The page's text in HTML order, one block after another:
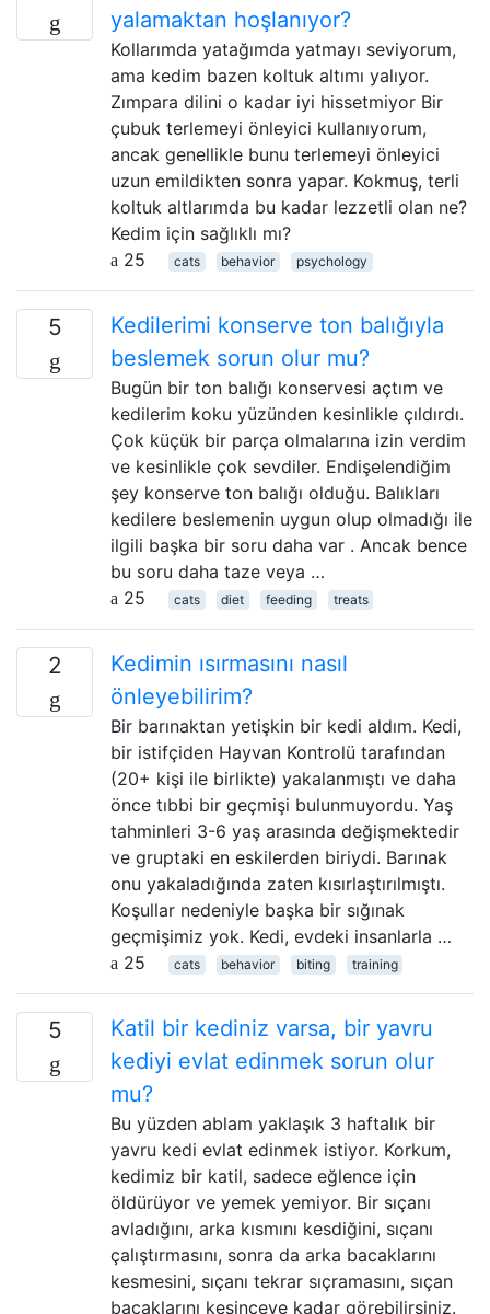
yalamaktan hoşlanıyor?
Kollarımda yatağımda yatmayı seviyorum,
ama kedim bazen koltuk altımı yalıyor.
Zımpara dilini o kadar iyi hissetmiyor Bir
çubuk terlemeyi önleyici kullanıyorum,
ancak genellikle bunu terlemeyi önleyici
uzun emildikten sonra yapar. Kokmuş, terli
koltuk altlarımda bu kadar lezzetli olan ne?
Kedim için sağlıklı mı?
25
cats behavior psychology
5
Kedilerimi konserve ton balığıyla
beslemek sorun olur mu?
Bugün bir ton balığı konservesi açtım ve
kedilerim koku yüzünden kesinlikle çıldırdı.
Çok küçük bir parça olmalarına izin verdim
ve kesinlikle çok sevdiler. Endişelendiğim
şey konserve ton balığı olduğu. Balıkları
kedilere beslemenin uygun olup olmadığı ile
ilgili başka bir soru daha var . Ancak bence
bu soru daha taze veya …
25
cats diet feeding treats
2
Kedimin ısırmasını nasıl
önleyebilirim?
Bir barınaktan yetişkin bir kedi aldım. Kedi,
bir istifçiden Hayvan Kontrolü tarafından
(20+ kişi ile birlikte) yakalanmıştı ve daha
önce tıbbi bir geçmişi bulunmuyordu. Yaş
tahminleri 3-6 yaş arasında değişmektedir
ve gruptaki en eskilerden biriydi. Barınak
onu yakaladığında zaten kısırlaştırılmıştı.
Koşullar nedeniyle başka bir sığınak
geçmişimiz yok. Kedi, evdeki insanlarla …
25
cats behavior biting training
5
Katil bir kediniz varsa, bir yavru
kediyi evlat edinmek sorun olur
mu?
Bu yüzden ablam yaklaşık 3 haftalık bir
yavru kedi evlat edinmek istiyor. Korkum,
kedimiz bir katil, sadece eğlence için
öldürüyor ve yemek yemiyor. Bir sıçanı
avladığını, arka kısmını kesdiğini, sıçanı
çalıştırmasını, sonra da arka bacaklarını
kesmesini, sıçanı tekrar sıçramasını, sıçan
bacaklarını kesinceye kadar görebilirsiniz.